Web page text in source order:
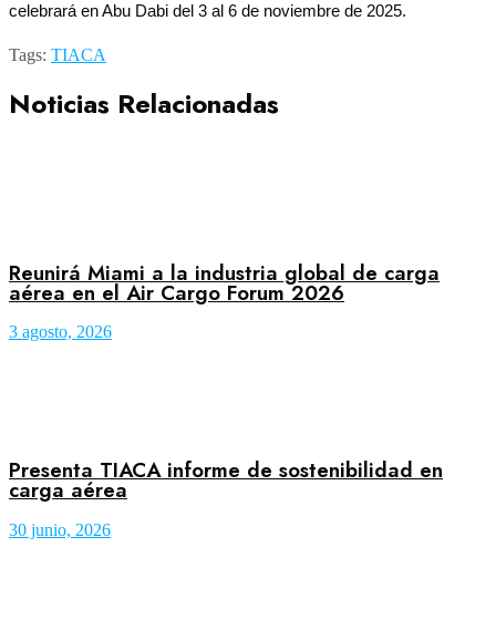
celebrará en Abu Dabi del 3 al 6 de noviembre de 2025.
Tags: TIACA
Noticias Relacionadas
Reunirá Miami a la industria global de carga
aérea en el Air Cargo Forum 2026
3 agosto, 2026
Presenta TIACA informe de sostenibilidad en
carga aérea
30 junio, 2026